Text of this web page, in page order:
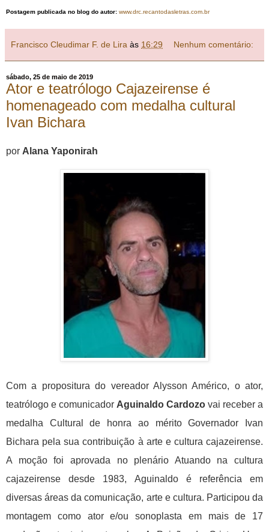
Postagem publicada no blog do autor: www.drc.recantodasletras.com.br
Francisco Cleudimar F. de Lira às 16:29 Nenhum comentário:
sábado, 25 de maio de 2019
Ator e teatrólogo Cajazeirense é
homenageado com medalha cultural
Ivan Bichara
por Alana Yaponirah
Com a propositura do vereador Alysson Américo, o ator,
teatrólogo e comunicador Aguinaldo Cardozo vai receber a
medalha Cultural de honra ao mérito Governador Ivan
Bichara pela sua contribuição à arte e cultura cajazeirense.
A moção foi aprovada no plenário Atuando na cultura
cajazeirense desde 1983, Aguinaldo é referência em
diversas áreas da comunicação, arte e cultura. Participou da
montagem como ator e/ou sonoplasta em mais de 17